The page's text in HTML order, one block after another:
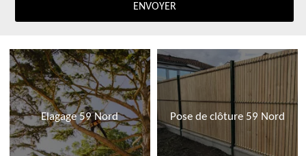
Elagage 59 Nord Pose de clôture 59 Nord